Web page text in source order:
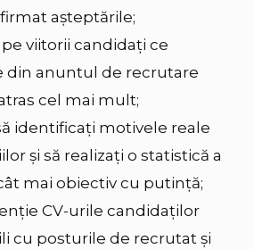
așteptările;
viitorii candidați ce
din anuntul de recrutare
cel mai mult;
identificați motivele reale
și să realizați o statistică a
mai obiectiv cu putință;
CV-urile candidaților
cu posturile de recrutat și